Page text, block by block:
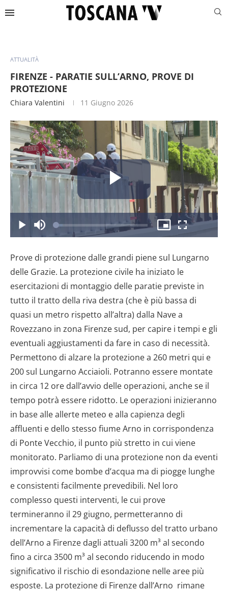
ATTUALITÀ
FIRENZE - PARATIE SULL’ARNO, PROVE DI
PROTEZIONE
Chiara Valentini 11 Giugno 2026
il
video
PlayDisattiva
l’audio
Caricato:
7.01%
Picture-
in-
Schermo
intero
Prove di protezione dalle grandi piene sul Lungarno
delle Grazie. La protezione civile ha iniziato le
esercitazioni di montaggio delle paratie previste in
tutto il tratto della riva destra (che è più bassa di
quasi un metro rispetto all’altra) dalla Nave a
Rovezzano in zona Firenze sud, per capire i tempi e gli
eventuali aggiustamenti da fare in caso di necessità.
Permettono di alzare la protezione a 260 metri qui e
200 sul Lungarno Acciaioli. Potranno essere montate
in circa 12 ore dall’avvio delle operazioni, anche se il
tempo potrà essere ridotto. Le operazioni inizieranno
in base alle allerte meteo e alla capienza degli
affluenti e dello stesso fiume Arno in corrispondenza
di Ponte Vecchio, il punto più stretto in cui viene
monitorato. Parliamo di una protezione non da eventi
improvvisi come bombe d’acqua ma di piogge lunghe
e consistenti facilmente prevedibili. Nel loro
complesso questi interventi, le cui prove
termineranno il 29 giugno, permetteranno di
incrementare la capacità di deflusso del tratto urbano
dell’Arno a Firenze dagli attuali 3200 m³ al secondo
fino a circa 3500 m³ al secondo riducendo in modo
significativo il rischio di esondazione nelle aree più
esposte. La protezione di Firenze dall’Arno rimane